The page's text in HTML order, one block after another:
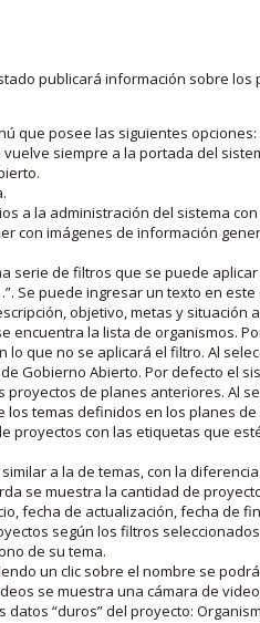
publicará información sobre
que posee las siguientes opciones:
vuelve siempre a la portada del
a la administración del sistema
con imágenes de información
serie de filtros que se puede
Se puede ingresar un texto en
objetivo, metas y situación
encuentra la lista de organismos.
lo que no se aplicará el filtro. Al
Gobierno Abierto. Por defecto el
de planes anteriores. Al
temas definidos en los planes
proyectos con las etiquetas que
a la de temas, con la
se muestra la cantidad de
fecha de actualización, fecha de
según los filtros
de su tema.
un clic sobre el nombre se
se muestra una cámara de
“duros” del proyecto: